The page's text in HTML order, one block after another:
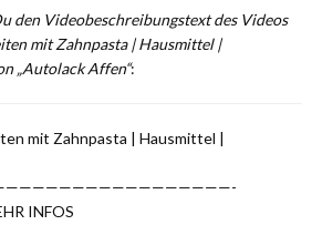
den Videobeschreibungstext des Videos
mit Zahnpasta | Hausmittel |
„Autolack Affen“:
mit Zahnpasta | Hausmittel |
INFOS